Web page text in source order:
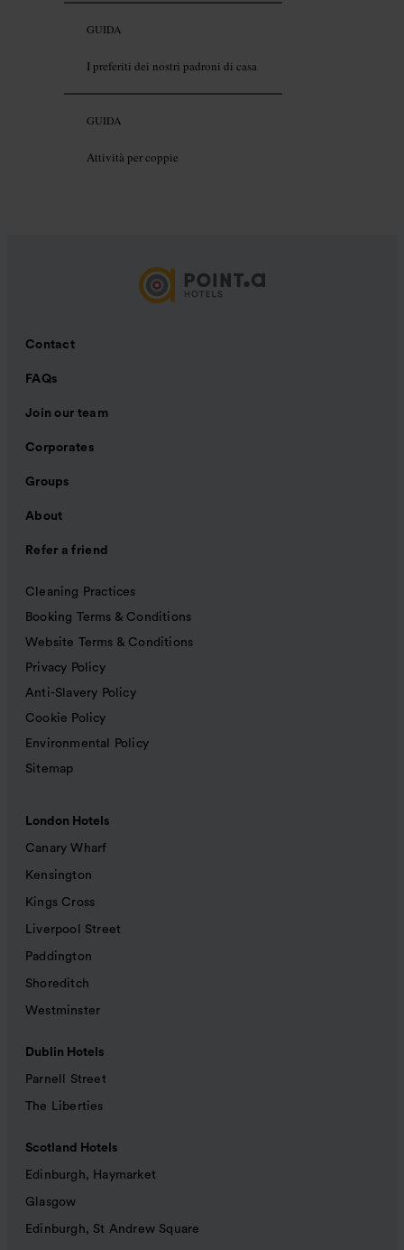
GUIDA
I preferiti dei nostri padroni di casa
GUIDA
Attività per coppie
Contact
FAQs
Join our team
Corporates
Groups
About
Refer a friend
Cleaning Practices
Booking Terms & Conditions
Website Terms & Conditions
Privacy Policy
Anti-Slavery Policy
Cookie Policy
Environmental Policy
Sitemap
London Hotels
Canary Wharf
Kensington
Kings Cross
Liverpool Street
Paddington
Shoreditch
Westminster
Dublin Hotels
Parnell Street
The Liberties
Scotland Hotels
Edinburgh, Haymarket
Glasgow
Edinburgh, St Andrew Square